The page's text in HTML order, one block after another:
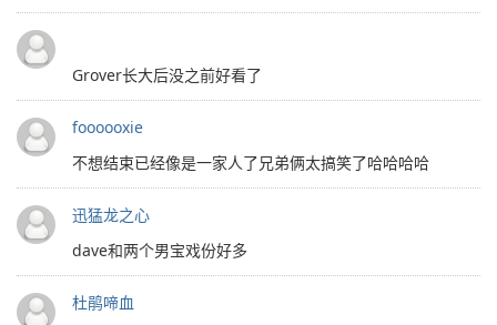
Grover长大后没之前好看了
foooooxie
不想结束已经像是一家人了兄弟俩太搞笑了哈哈哈哈
迅猛龙之心
dave和两个男宝戏份好多
杜鹃啼血